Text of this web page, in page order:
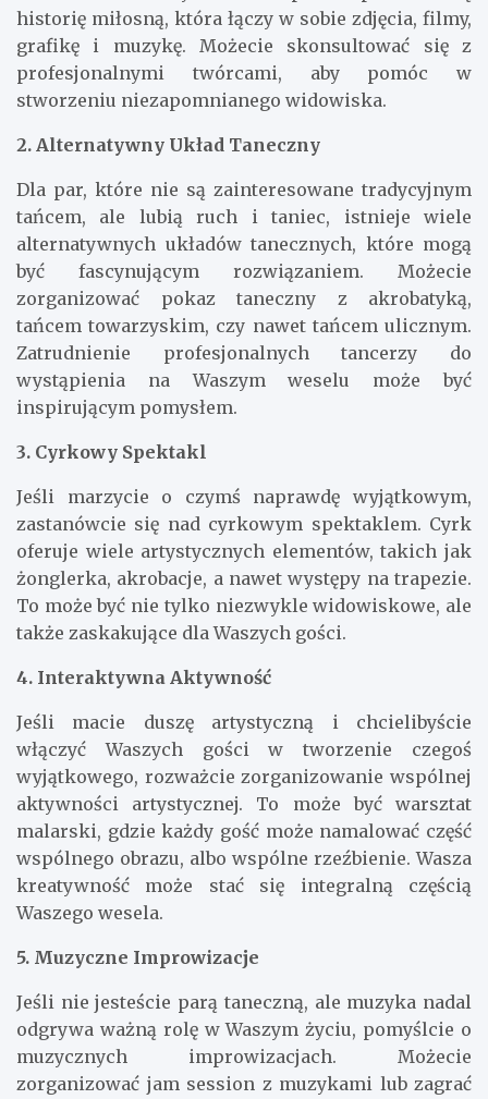
historię miłosną, która łączy w sobie zdjęcia, filmy,
grafikę i muzykę. Możecie skonsultować się z
profesjonalnymi twórcami, aby pomóc w
stworzeniu niezapomnianego widowiska.
2. Alternatywny Układ Taneczny
Dla par, które nie są zainteresowane tradycyjnym
tańcem, ale lubią ruch i taniec, istnieje wiele
alternatywnych układów tanecznych, które mogą
być fascynującym rozwiązaniem. Możecie
zorganizować pokaz taneczny z akrobatyką,
tańcem towarzyskim, czy nawet tańcem ulicznym.
Zatrudnienie profesjonalnych tancerzy do
wystąpienia na Waszym weselu może być
inspirującym pomysłem.
3. Cyrkowy Spektakl
Jeśli marzycie o czymś naprawdę wyjątkowym,
zastanówcie się nad cyrkowym spektaklem. Cyrk
oferuje wiele artystycznych elementów, takich jak
żonglerka, akrobacje, a nawet występy na trapezie.
To może być nie tylko niezwykle widowiskowe, ale
także zaskakujące dla Waszych gości.
4. Interaktywna Aktywność
Jeśli macie duszę artystyczną i chcielibyście
włączyć Waszych gości w tworzenie czegoś
wyjątkowego, rozważcie zorganizowanie wspólnej
aktywności artystycznej. To może być warsztat
malarski, gdzie każdy gość może namalować część
wspólnego obrazu, albo wspólne rzeźbienie. Wasza
kreatywność może stać się integralną częścią
Waszego wesela.
5. Muzyczne Improwizacje
Jeśli nie jesteście parą taneczną, ale muzyka nadal
odgrywa ważną rolę w Waszym życiu, pomyślcie o
muzycznych improwizacjach. Możecie
zorganizować jam session z muzykami lub zagrać